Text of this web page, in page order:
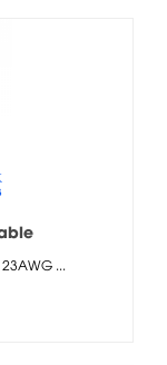
...